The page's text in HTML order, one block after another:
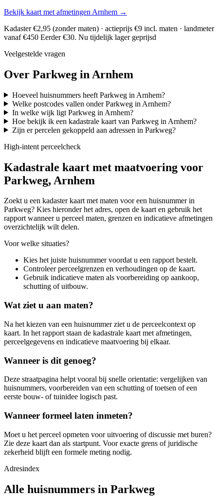
Bekijk kaart met afmetingen Arnhem →
Kadaster €2,95 (zonder maten) · actieprijs €9 incl. maten · landmeter
vanaf €450 Eerder €30. Nu tijdelijk lager geprijsd
Veelgestelde vragen
Over Parkweg in Arnhem
Hoeveel huisnummers heeft Parkweg in Arnhem?
Welke postcodes vallen onder Parkweg in Arnhem?
In welke wijk ligt Parkweg in Arnhem?
Hoe bekijk ik een kadastrale kaart van Parkweg in Arnhem?
Zijn er percelen gekoppeld aan adressen in Parkweg?
High-intent perceelcheck
Kadastrale kaart met maatvoering voor
Parkweg, Arnhem
Zoekt u een kadaster kaart met maten voor een huisnummer in
Parkweg? Kies hieronder het adres, open de kaart en gebruik het
rapport wanneer u perceel maten, grenzen en indicatieve afmetingen
overzichtelijk wilt delen.
Voor welke situaties?
Kies het juiste huisnummer voordat u een rapport bestelt.
Controleer perceelgrenzen en verhoudingen op de kaart.
Gebruik indicatieve maten als voorbereiding op aankoop,
schutting of uitbouw.
Wat ziet u aan maten?
Na het kiezen van een huisnummer ziet u de perceelcontext op
kaart. In het rapport staan de kadastrale kaart met afmetingen,
perceelgegevens en indicatieve maatvoering bij elkaar.
Wanneer is dit genoeg?
Deze straatpagina helpt vooral bij snelle orientatie: vergelijken van
huisnummers, voorbereiden van een schutting of toetsen of een
eerste bouw- of tuinidee logisch past.
Wanneer formeel laten inmeten?
Moet u het perceel opmeten voor uitvoering of discussie met buren?
Zie deze kaart dan als startpunt. Voor exacte grens of juridische
zekerheid blijft een formele meting nodig.
Adresindex
Alle huisnummers in Parkweg